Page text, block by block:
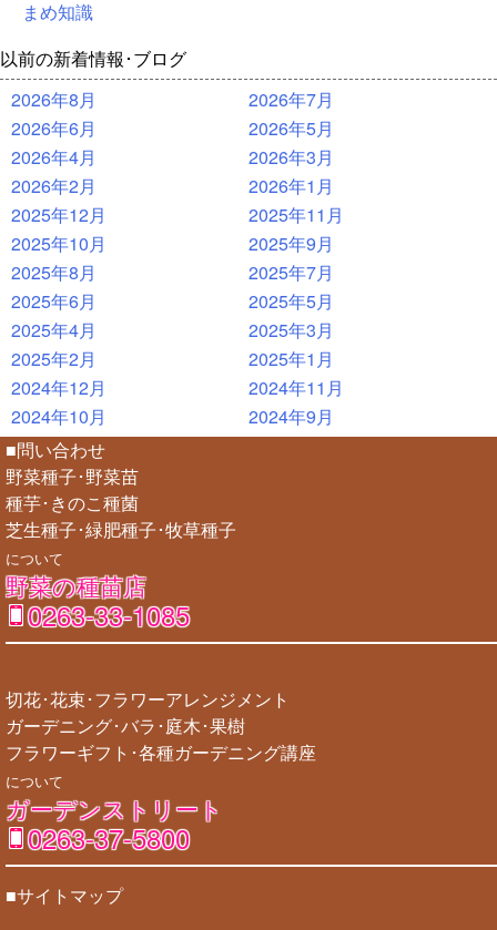
まめ知識
以前の新着情報･ブログ
2026年8月
2026年7月
2026年6月
2026年5月
2026年4月
2026年3月
2026年2月
2026年1月
2025年12月
2025年11月
2025年10月
2025年9月
2025年8月
2025年7月
2025年6月
2025年5月
2025年4月
2025年3月
2025年2月
2025年1月
2024年12月
2024年11月
2024年10月
2024年9月
■問い合わせ
野菜種子･野菜苗
種芋･きのこ種菌
芝生種子･緑肥種子･牧草種子
について
野菜の種苗店
0263-33-1085
切花･花束･フラワーアレンジメント
ガーデニング･バラ･庭木･果樹
フラワーギフト･各種ガーデニング講座
について
ガーデンストリート
0263-37-5800
■サイトマップ